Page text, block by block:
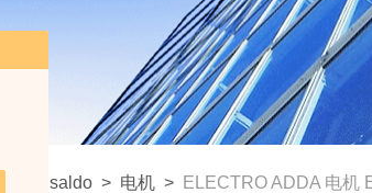
ansaldo > 电机 > ELECTRO ADDA 电机